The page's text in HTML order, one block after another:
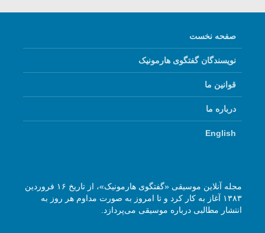
صفحه نخست
نویسندگان گفتگوی هارمونیک
قوانین ما
درباره ما
English
مجله آنلاین موسیقی «گفتگوی هارمونیک»، از تاریخ ۱۶ فروردین
۱۳۸۳ آغاز به کار کرد و تا امروز به صورت مداوم هر روز به
انتشار مطالبی درباره موسیقی می‌پردازد.